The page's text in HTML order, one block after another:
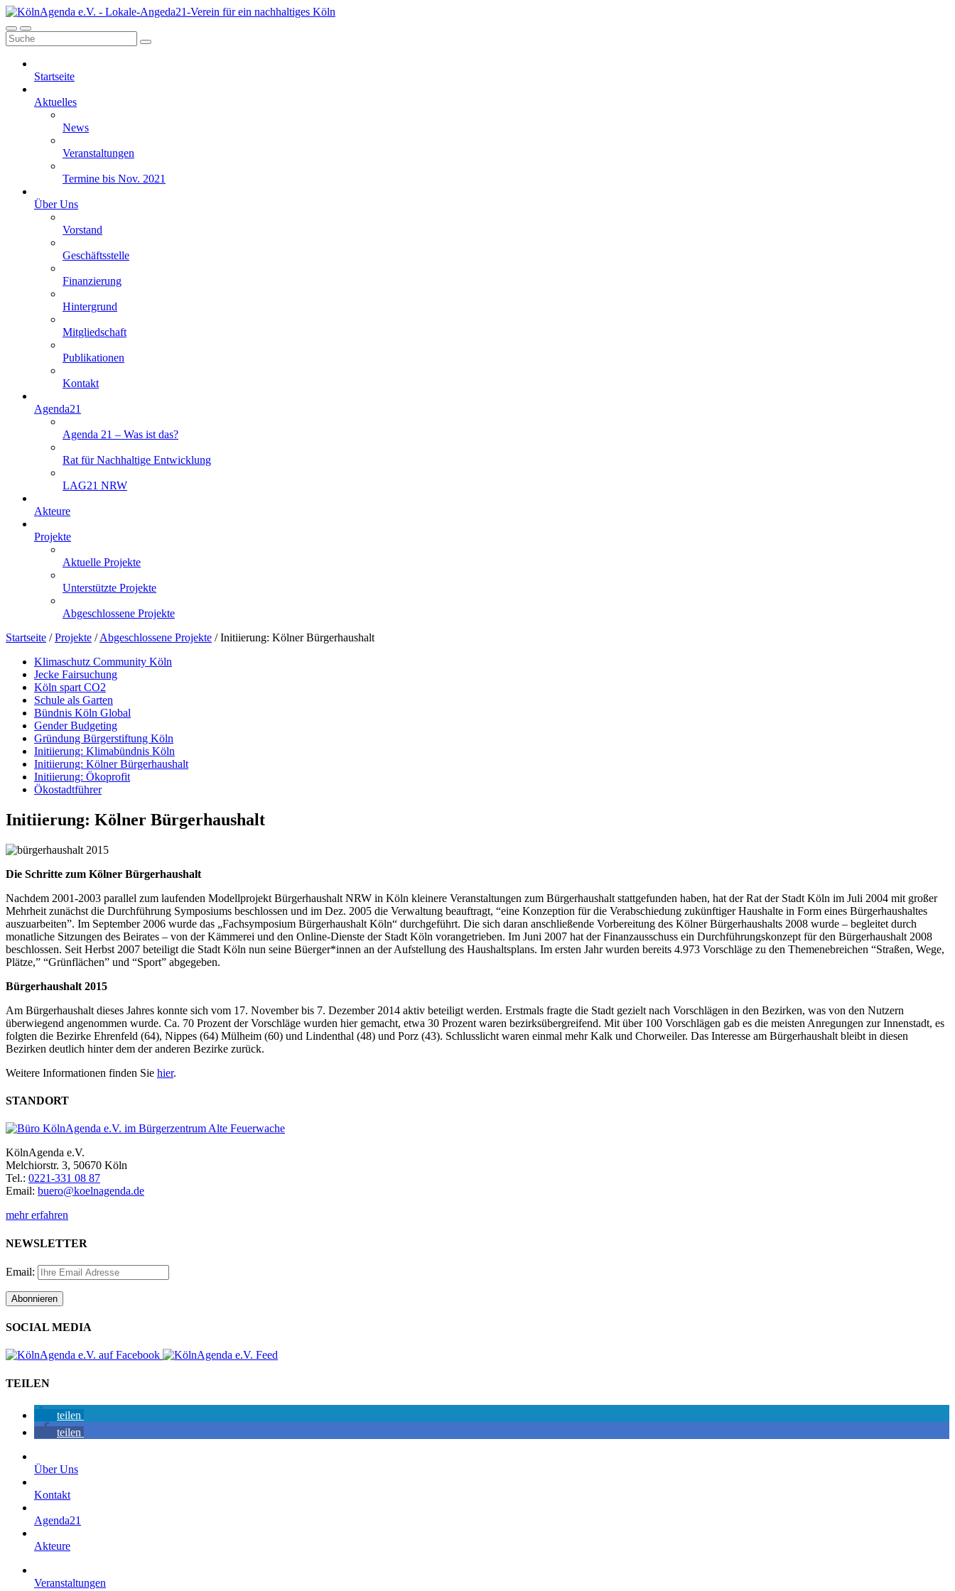
Startseite
Aktuelles
News
Veranstaltungen
Termine bis Nov. 2021
Über Uns
Vorstand
Geschäftsstelle
Finanzierung
Hintergrund
Mitgliedschaft
Publikationen
Kontakt
Agenda21
Agenda 21 – Was ist das?
Rat für Nachhaltige Entwicklung
LAG21 NRW
Akteure
Projekte
Aktuelle Projekte
Unterstützte Projekte
Abgeschlossene Projekte
Startseite /Projekte /Abgeschlossene Projekte /Initiierung: Kölner Bürgerhaushalt
Klimaschutz Community Köln
Jecke Fairsuchung
Köln spart CO2
Schule als Garten
Bündnis Köln Global
Gender Budgeting
Gründung Bürgerstiftung Köln
Initiierung: Klimabündnis Köln
Initiierung: Kölner Bürgerhaushalt
Initiierung: Ökoprofit
Ökostadtführer
Initiierung: Kölner Bürgerhaushalt
Die Schritte zum Kölner Bürgerhaushalt
Nachdem 2001-2003 parallel zum laufenden Modellprojekt Bürgerhaushalt NRW in Köln kleinere Veranstaltungen zum Bürgerhaushalt stattgefunden haben, hat der Rat der Stadt Köln im Juli 2004 mit großer
Mehrheit zunächst die Durchführung Symposiums beschlossen und im Dez. 2005 die Verwaltung beauftragt, “eine Konzeption für die Verabschiedung zukünftiger Haushalte in Form eines Bürgerhaushaltes
auszuarbeiten”. Im September 2006 wurde das „Fachsymposium Bürgerhaushalt Köln“ durchgeführt. Die sich daran anschließende Vorbereitung des Kölner Bürgerhaushalts 2008 wurde – begleitet durch
monatliche Sitzungen des Beirates – von der Kämmerei und den Online-Dienste der Stadt Köln vorangetrieben. Im Juni 2007 hat der Finanzausschuss ein Durchführungskonzept für den Bürgerhaushalt 2008
beschlossen. Seit Herbst 2007 beteiligt die Stadt Köln nun seine Büerger*innen an der Aufstellung des Haushaltsplans. Im ersten Jahr wurden bereits 4.973 Vorschläge zu den Themenebreichen “Straßen, Wege,
Plätze,” “Grünflächen” und “Sport” abgegeben.
Bürgerhaushalt 2015
Am Bürgerhaushalt dieses Jahres konnte sich vom 17. November bis 7. Dezember 2014 aktiv beteiligt werden. Erstmals fragte die Stadt gezielt nach Vorschlägen in den Bezirken, was von den Nutzern
überwiegend angenommen wurde. Ca. 70 Prozent der Vorschläge wurden hier gemacht, etwa 30 Prozent waren bezirksübergreifend. Mit über 100 Vorschlägen gab es die meisten Anregungen zur Innenstadt, es
folgten die Bezirke Ehrenfeld (64), Nippes (64) Mülheim (60) und Lindenthal (48) und Porz (43). Schlusslicht waren einmal mehr Kalk und Chorweiler. Das Interesse am Bürgerhaushalt bleibt in diesen
Bezirken deutlich hinter dem der anderen Bezirke zurück.
Weitere Informationen finden Sie hier.
STANDORT
KölnAgenda e.V.
Melchiorstr. 3, 50670 Köln
Tel.: 0221-331 08 87
Email: buero@koelnagenda.de
mehr erfahren
NEWSLETTER
Email:
SOCIAL MEDIA
TEILEN
teilen
teilen
Über Uns
Kontakt
Agenda21
Akteure
Veranstaltungen